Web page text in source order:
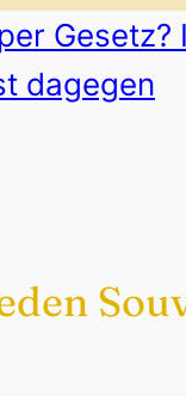
Gesetz?
dagegen